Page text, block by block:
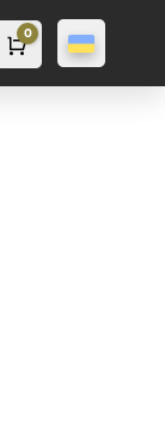
Cart
0
0,0грн